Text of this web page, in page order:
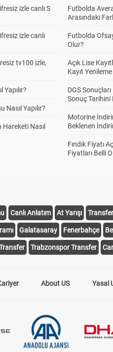
izle canlı S
izle canlı
tv100 izle,
Yapılır?
Nasıl
Futbolda
Arasındaki
Futbolda
Olur?
Açık Lise
Kayıt
DGS
Sonuç Tarihini
Motorine
Beklenen
Fındık Fiyatı
Fiyatları Belli
Canlı Anlatım At Yarışı
Galatasaray Fenerbahçe
Trabzonspor Transfer
About US Yasal